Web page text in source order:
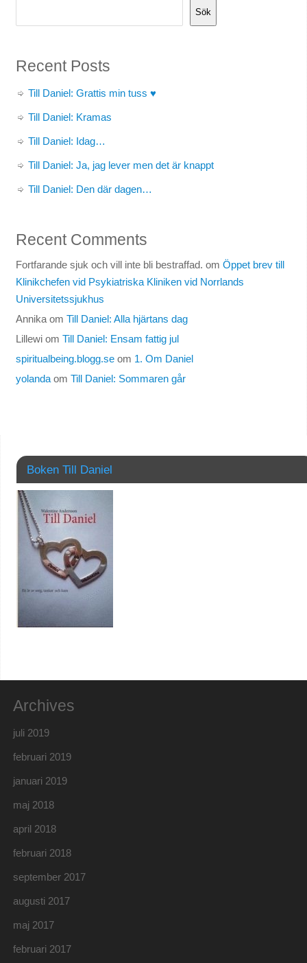
Sök
Recent Posts
Till Daniel: Grattis min tuss ♥
Till Daniel: Kramas
Till Daniel: Idag…
Till Daniel: Ja, jag lever men det är knappt
Till Daniel: Den där dagen…
Recent Comments
Fortfarande sjuk och vill inte bli bestraffad. om Öppet brev till
Klinikchefen vid Psykiatriska Kliniken vid Norrlands
Universitetssjukhus
Annikaom Till Daniel: Alla hjärtans dag
Lillewiom Till Daniel: Ensam fattig jul
spiritualbeing.blogg.seom 1. Om Daniel
yolandaom Till Daniel: Sommaren går
Boken Till Daniel
Archives
juli 2019
februari 2019
januari 2019
maj 2018
april 2018
februari 2018
september 2017
augusti 2017
maj 2017
februari 2017